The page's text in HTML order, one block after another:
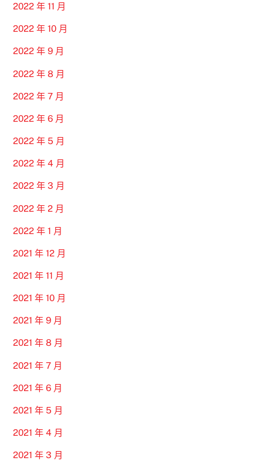
2022 年 11 月
2022 年 10 月
2022 年 9 月
2022 年 8 月
2022 年 7 月
2022 年 6 月
2022 年 5 月
2022 年 4 月
2022 年 3 月
2022 年 2 月
2022 年 1 月
2021 年 12 月
2021 年 11 月
2021 年 10 月
2021 年 9 月
2021 年 8 月
2021 年 7 月
2021 年 6 月
2021 年 5 月
2021 年 4 月
2021 年 3 月